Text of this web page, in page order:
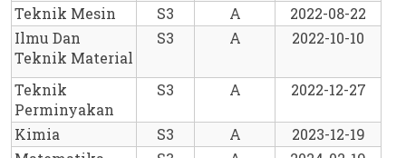
Teknik Mesin
S3 A
2022-08-22
Ilmu Dan
Teknik Material
S3 A 2022-10-10
Teknik
Perminyakan
S3 A 2022-12-27
Kimia S3 A
2023-12-19